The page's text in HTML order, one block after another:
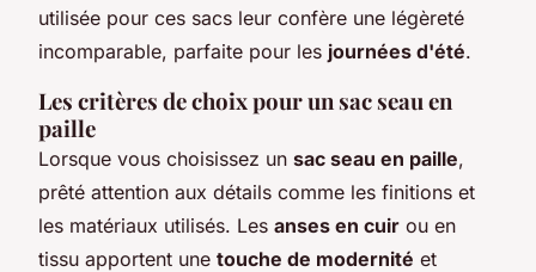
utilisée pour ces sacs leur confère une légèreté
incomparable, parfaite pour les journées d'été.
Les critères de choix pour un sac seau en
paille
Lorsque vous choisissez un sac seau en paille,
prêté attention aux détails comme les finitions et
les matériaux utilisés. Les anses en cuir ou en
tissu apportent une touche de modernité et